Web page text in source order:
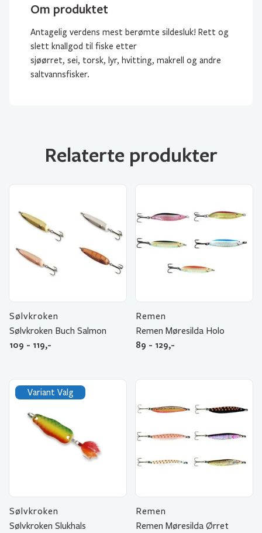
Om produktet
Antagelig verdens mest berømte sildesluk! Rett og
slett knallgod til fiske etter
sjøørret, sei, torsk, lyr, hvitting, makrell og andre
saltvannsfisker.
Relaterte produkter
Sølvkroken
Sølvkroken Buch Salmon
109 - 119,-
Remen
Remen Møresilda Holo
89 - 129,-
Variant Valg
Sølvkroken
Sølvkroken Slukhals
Remen
Remen Møresilda Ørret